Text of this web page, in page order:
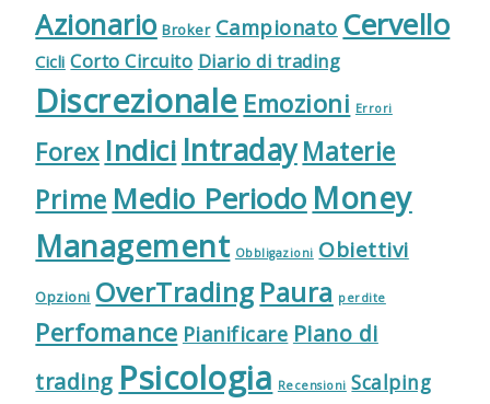
Azionario Broker Campionato Cervello
Cicli Corto Circuito Diario di trading
Discrezionale Emozioni Errori
Forex Indici IntradayMaterie
Prime Medio Periodo Money
Management Obbligazioni Obiettivi
Opzioni OverTrading Paura perdite
Perfomance Pianificare Piano di
trading Psicologia Recensioni Scalping